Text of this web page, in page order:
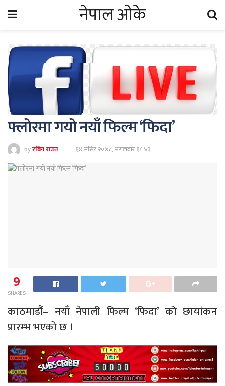
नेपाल ओके
फ्लोरमा गयो नयाँ फिल्म ‘फिदा’
byरबिन राउत १४ मंसिर २०७८, मंगलवार १८:४३
9
SHARES
काठमाडौं– नयाँ नेपाली फिल्म ‘फिदा’ को छायांकन
प्रारम्भ भएको छ ।